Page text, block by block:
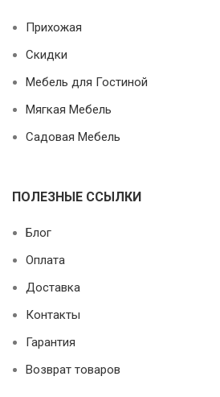
Прихожая
Скидки
Мебель для Гостиной
Мягкая Мебель
Садовая Мебель
ПОЛЕЗНЫЕ ССЫЛКИ
Блог
Оплата
Доставка
Контакты
Гарантия
Возврат товаров